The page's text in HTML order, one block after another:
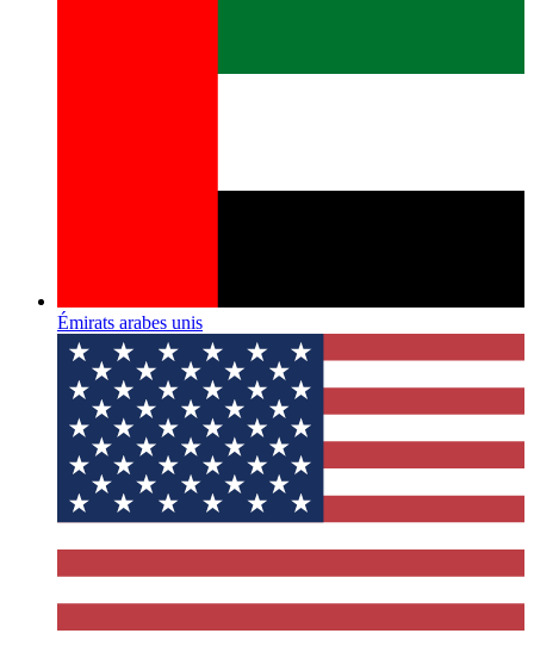
Émirats arabes unis